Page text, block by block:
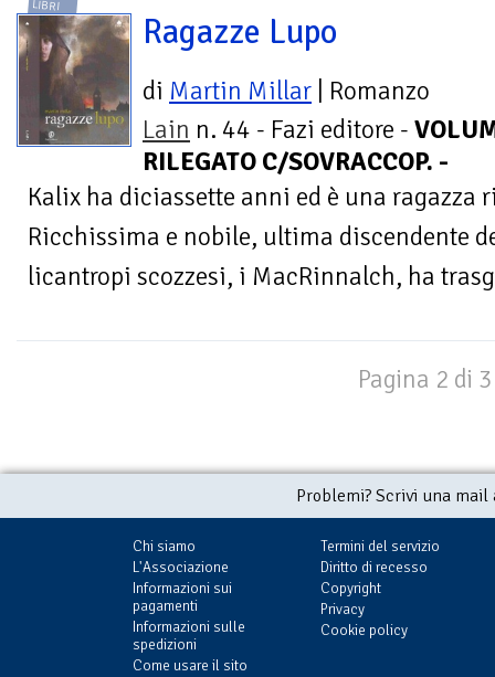
LIBRI
Ragazze Lupo
di Martin Millar | Romanzo
Lain n. 44 - Fazi editore -
RILEGATO C/SOVRACCOP. -
Kalix ha diciassette anni ed è una ragazza
Ricchissima e nobile, ultima discendente
licantropi scozzesi, i MacRinnalch, ha
Pagina 2 di 3
Problemi? Scrivi una
Chi siamo
L'Associazione
Informazioni sui
pagamenti
Informazioni sulle
spedizioni
Come usare il sito
Termini del servizio
Diritto di recesso
Copyright
Privacy
Cookie policy